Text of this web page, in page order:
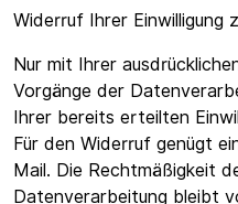
Widerruf Ihrer Einwilligung
Nur mit Ihrer
Vorgänge der
Ihrer bereits erteilten
Für den Widerruf genügt
Mail. Die Rechtmäßigkeit
Datenverarbeitung bleibt